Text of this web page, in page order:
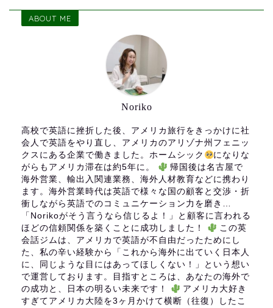
ABOUT ME
Noriko
高校で英語に挫折した後、アメリカ旅行をきっかけに社
会人で英語をやり直し、アメリカのアリゾナ州フェニッ
クスにある企業で働きました。ホームシック
になりな
がらもアメリカ滞在は約5年に。
帰国後は名古屋で
海外営業、輸出入関連業務、海外人材教育などに携わり
ます。海外営業時代は英語で様々な国の顧客と交渉・折
衝しながら英語でのコミュニケーション力を磨き…
「Norikoがそう言うなら信じるよ！」と顧客に言われる
ほどの信頼関係を築くことに成功しました！
この英
会話ジムは、アメリカで英語が不自由だったためにし
た、私の辛い経験から「これから海外に出ていく日本人
に、同じような目にはあってほしくない！」という想い
で運営しております。目指すところは、あなたの海外で
の成功と、日本の明るい未来です！
アメリカ大好き
すぎてアメリカ大陸を3ヶ月かけて横断（往復）したこ